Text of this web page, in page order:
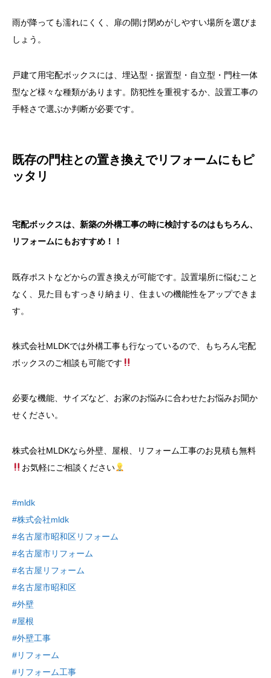
雨が降っても濡れにくく、扉の開け閉めがしやすい場所を選びま
しょう。
戸建て用宅配ボックスには、埋込型・据置型・自立型・門柱一体
型など様々な種類があります。防犯性を重視するか、設置工事の
手軽さで選ぶか判断が必要です。
既存の門柱との置き換えでリフォームにもピ
ッタリ
宅配ボックスは、新築の外構工事の時に検討するのはもちろん、
リフォームにもおすすめ！！
既存ポストなどからの置き換えが可能です。設置場所に悩むこと
なく、見た目もすっきり納まり、住まいの機能性をアップできま
す。
株式会社MLDKでは外構工事も行なっているので、もちろん宅配
ボックスのご相談も可能です
必要な機能、サイズなど、お家のお悩みに合わせたお悩みお聞か
せください。
株式会社MLDKなら外壁、屋根、リフォーム工事のお見積も無料
お気軽にご相談ください
#mldk
#株式会社mldk
#名古屋市昭和区リフォーム
#名古屋市リフォーム
#名古屋リフォーム
#名古屋市昭和区
#外壁
#屋根
#外壁工事
#リフォーム
#リフォーム工事